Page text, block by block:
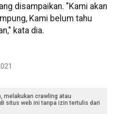
disampaikan. "Kami akan
Kami belum tahu
kata dia.
melakukan crawling atau
situs web ini tanpa izin tertulis dari